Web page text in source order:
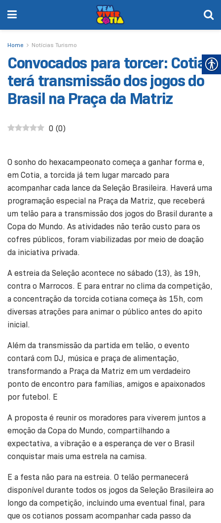
Home Notícias Turismo
Convocados para torcer: Cotia
terá transmissão dos jogos do
Brasil na Praça da Matriz
0 (0)
O sonho do hexacampeonato começa a ganhar forma e,
em Cotia, a torcida já tem lugar marcado para
acompanhar cada lance da Seleção Brasileira. Haverá uma
programação especial na Praça da Matriz, que receberá
um telão para a transmissão dos jogos do Brasil durante a
Copa do Mundo. As atividades não terão custo para os
cofres públicos, foram viabilizadas por meio de doação
da iniciativa privada.
A estreia da Seleção acontece no sábado (13), às 19h,
contra o Marrocos. E para entrar no clima da competição,
a concentração da torcida cotiana começa às 15h, com
diversas atrações para animar o público antes do apito
inicial.
Além da transmissão da partida em telão, o evento
contará com DJ, música e praça de alimentação,
transformando a Praça da Matriz em um verdadeiro
ponto de encontro para famílias, amigos e apaixonados
por futebol. E
A proposta é reunir os moradores para viverem juntos a
emoção da Copa do Mundo, compartilhando a
expectativa, a vibração e a esperança de ver o Brasil
conquistar mais uma estrela na camisa.
E a festa não para na estreia. O telão permanecerá
disponível durante todos os jogos da Seleção Brasileira ao
longo da competição, incluindo uma eventual final, para
que os cotianos possam acompanhar cada passo da